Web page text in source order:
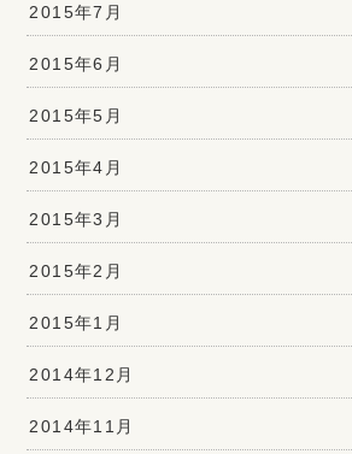
2015年7月
2015年6月
2015年5月
2015年4月
2015年3月
2015年2月
2015年1月
2014年12月
2014年11月